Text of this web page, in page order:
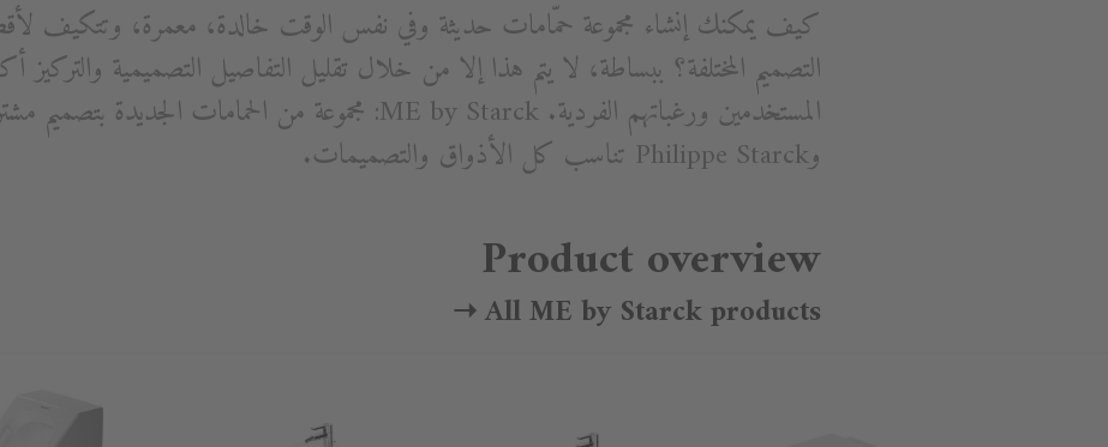
كيف يمكنك إنشاء مجموعة حمّامات حديثة وفي نفس الوقت خالدة، معمرة، وتتكيف
التصميم المختلفة؟ ببساطة، لا يتم هذا إلا من خلال تقليل التفاصيل التصميمية
وPhilippe Starck تناسب كل الأذواق والتصميمات.
Product overview
All ME by Starck products ➝